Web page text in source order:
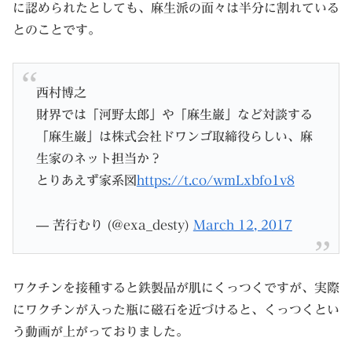
に認められたとしても、麻生派の面々は半分に割れている
とのことです。
西村博之
財界では「河野太郎」や「麻生巌」など対談する
「麻生巌」は株式会社ドワンゴ取締役らしい、麻
生家のネット担当か？
とりあえず家系図 https://t.co/wmLxbfo1v8
— 苦行むり (@exa_desty) March 12, 2017
ワクチンを接種すると鉄製品が肌にくっつくですが、実際
にワクチンが入った瓶に磁石を近づけると、くっつくとい
う動画が上がっておりました。